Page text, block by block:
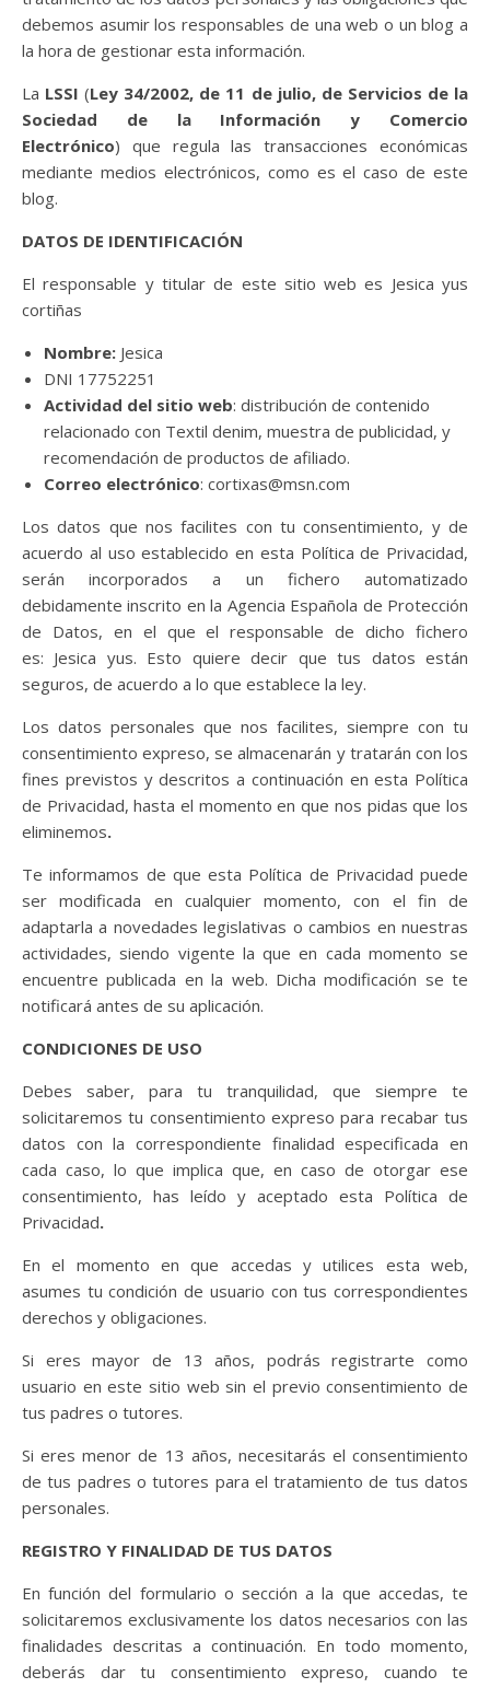
debemos asumir los responsables de una web o un blog a
la hora de gestionar esta información.
La LSSI (Ley 34/2002, de 11 de julio, de Servicios de la
Sociedad de la Información y Comercio
Electrónico) que regula las transacciones económicas
mediante medios electrónicos, como es el caso de este
blog.
DATOS DE IDENTIFICACIÓN
El responsable y titular de este sitio web es Jesica yus
cortiñas
Nombre: Jesica
DNI 17752251
Actividad del sitio web: distribución de contenido
relacionado con Textil denim, muestra de publicidad, y
recomendación de productos de afiliado.
Correo electrónico: cortixas@msn.com
Los datos que nos facilites con tu consentimiento, y de
acuerdo al uso establecido en esta Política de Privacidad,
serán incorporados a un fichero automatizado
debidamente inscrito en la Agencia Española de Protección
de Datos, en el que el responsable de dicho fichero
es: Jesica yus. Esto quiere decir que tus datos están
seguros, de acuerdo a lo que establece la ley.
Los datos personales que nos facilites, siempre con tu
consentimiento expreso, se almacenarán y tratarán con los
fines previstos y descritos a continuación en esta Política
de Privacidad, hasta el momento en que nos pidas que los
eliminemos.
Te informamos de que esta Política de Privacidad puede
ser modificada en cualquier momento, con el fin de
adaptarla a novedades legislativas o cambios en nuestras
actividades, siendo vigente la que en cada momento se
encuentre publicada en la web. Dicha modificación se te
notificará antes de su aplicación.
CONDICIONES DE USO
Debes saber, para tu tranquilidad, que siempre te
solicitaremos tu consentimiento expreso para recabar tus
datos con la correspondiente finalidad especificada en
cada caso, lo que implica que, en caso de otorgar ese
consentimiento, has leído y aceptado esta Política de
Privacidad.
En el momento en que accedas y utilices esta web,
asumes tu condición de usuario con tus correspondientes
derechos y obligaciones.
Si eres mayor de 13 años, podrás registrarte como
usuario en este sitio web sin el previo consentimiento de
tus padres o tutores.
Si eres menor de 13 años, necesitarás el consentimiento
de tus padres o tutores para el tratamiento de tus datos
personales.
REGISTRO Y FINALIDAD DE TUS DATOS
En función del formulario o sección a la que accedas, te
solicitaremos exclusivamente los datos necesarios con las
finalidades descritas a continuación. En todo momento,
deberás dar tu consentimiento expreso, cuando te